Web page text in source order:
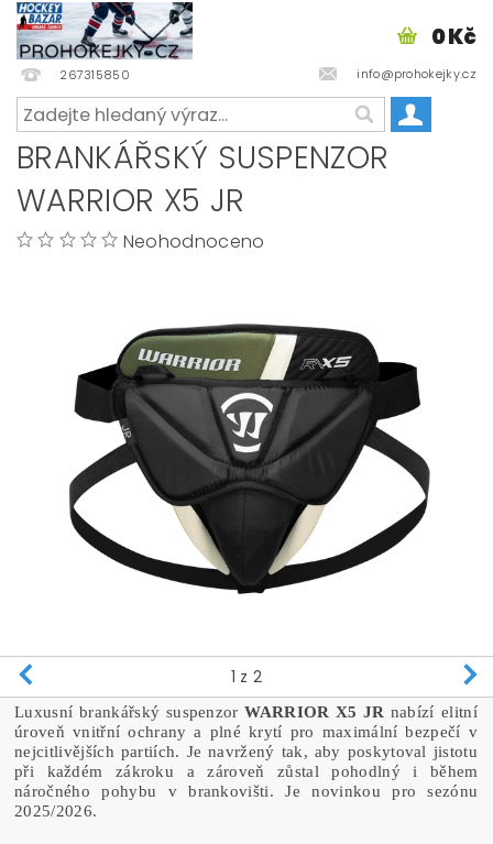
267315850 info@prohokejky.cz
0 Kč
BRANKÁŘSKÝ SUSPENZOR
WARRIOR X5 JR
Neohodnoceno
1 z 2
Luxusní brankářský suspenzorWARRIOR X5 JR nabízí elitní
úroveň vnitřní ochrany a plné krytí pro maximální bezpečí v
nejcitlivějších partiích. Je navržený tak, aby poskytoval jistotu
při každém zákroku a zároveň zůstal pohodlný i během
náročného pohybu v brankovišti. Je novinkou pro sezónu
2025/2026.